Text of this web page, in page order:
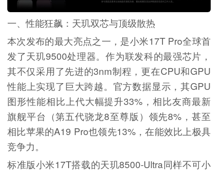
一、性能狂飙：天玑双芯与顶级散热
本次发布的最大亮点之一，是小米17T Pro全球首
发了天玑9500处理器。作为联发科的最强芯片，
其不仅采用了先进的3nm制程，更在CPU和GPU
性能上实现了巨大跨越。官方数据显示，其GPU
图形性能相比上代大幅提升33%，相比友商最新
旗舰平台（第五代骁龙8至尊版）领先8%，甚至
相比苹果的A19 Pro也领先13%，在能效比上极具
竞争力。
标准版小米17T搭载的天玑8500-Ultra同样不可小